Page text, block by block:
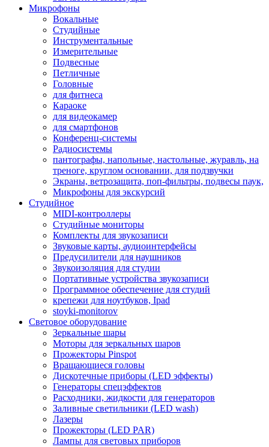
Микрофоны
Вокальные
Студийные
Инструментальные
Измерительные
Подвесные
Петличные
Головные
для фитнеса
Караоке
для видеокамер
для смартфонов
Конференц-системы
Радиосистемы
пантографы, напольные, настольные, журавль, на
треноге, круглом основании, для подзвучки
Экраны, ветрозащита, поп-фильтры, подвесы паук,
Микрофоны для экскурсий
Студийное
MIDI-контроллеры
Студийные мониторы
Комплекты для звукозаписи
Звуковые карты, аудиоинтерфейсы
Предусилители для наушников
Звукоизоляция для студии
Портативные устройства звукозаписи
Программное обеспечение для студий
крепежи для ноутбуков, Ipad
stoyki-monitorov
Световое оборудование
Зеркальные шары
Моторы для зеркальных шаров
Прожекторы Pinspot
Вращающиеся головы
Дискотечные приборы (LED эффекты)
Генераторы спецэффектов
Расходники, жидкости для генераторов
Заливные светильники (LED wash)
Лазеры
Прожекторы (LED PAR)
Лампы для световых приборов